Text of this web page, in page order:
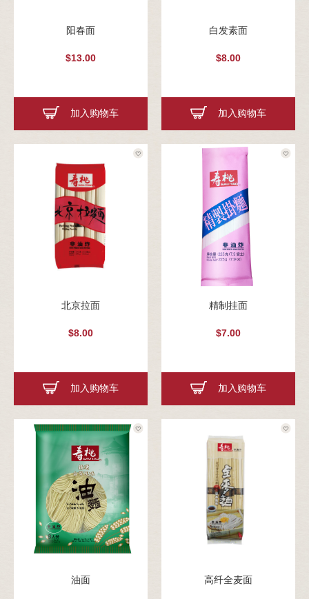
阳春面
$13.00
加入购物车
白发素面
$8.00
加入购物车
北京拉面
$8.00
加入购物车
精制挂面
$7.00
加入购物车
油面 高纤全麦面